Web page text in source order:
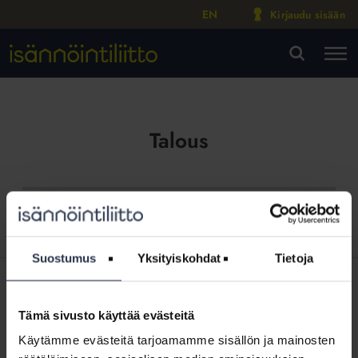
Suostumus Yksityiskohdat Tietoja
Tämä sivusto käyttää evästeitä
Käytämme evästeitä tarjoamamme sisällön ja mainosten
EN Kirjaudu sisään
Talous
15.6.2026 Kotitalolehti.fi